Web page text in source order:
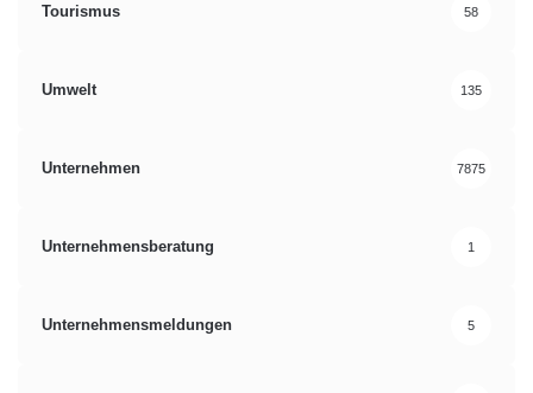
Tourismus 58
Umwelt 135
Unternehmen 7875
Unternehmensberatung 1
Unternehmensmeldungen 5